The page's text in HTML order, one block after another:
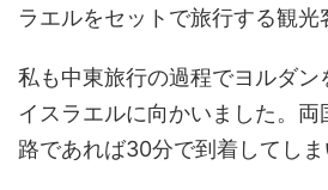
ラエルをセットで旅行する観光
私も中東旅行の過程でヨルダ
イスラエルに向かいました。
路であれば30分で到着してしま